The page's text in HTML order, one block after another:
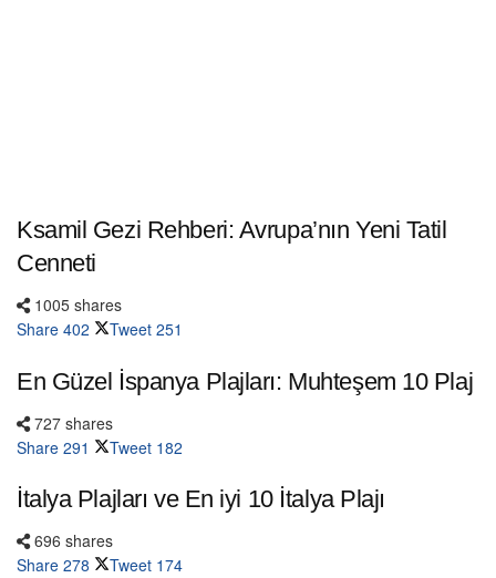
Ksamil Gezi Rehberi: Avrupa’nın Yeni Tatil
Cenneti
1005 shares
Share 402 Tweet 251
En Güzel İspanya Plajları: Muhteşem 10 Plaj
727 shares
Share 291 Tweet 182
İtalya Plajları ve En iyi 10 İtalya Plajı
696 shares
Share 278 Tweet 174